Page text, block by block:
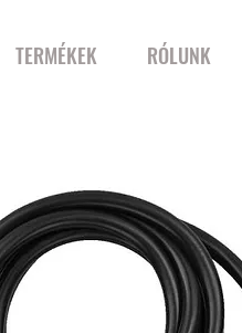
TERMÉKEK RÓLUNK